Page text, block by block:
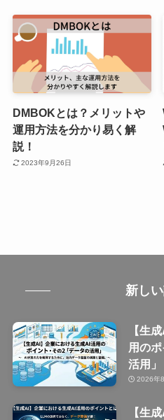
DMBOKとは？メリットや
運用方法を分かり易く解
説！
2023年9月26日
新し
【生
用の
活用」
2026年
【生